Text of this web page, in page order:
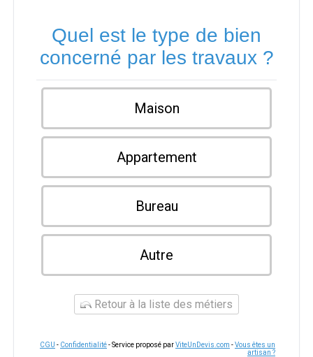
Quel est le type de bien
concerné par les travaux ?
Maison
Appartement
Bureau
Autre
Retour à la liste des métiers
CGU - Confidentialité- Service proposé parViteUnDevis.com -Vous êtes un
artisan ?